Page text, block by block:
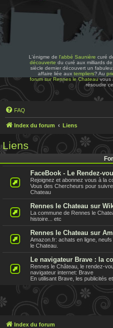
L'énigme de l'abbé Saunière curé
découverte du curé aux milliards
siècle dernier découvert un
affaire liée aux templiers? Au
forum sur Rennes le Chateauvous
résoudre
FAQ
Index du forum Liens
Liens
FaceBook - Le Rendez-
Rejoignez et abonnez vous à la
Vous des Chercheurs pour
Chateau
Rennes le Chateau sur
La commune de Rennes le
histoire... etc
Rennes le Chateau sur
Amazon.fr: achats en ligne,
le Chateau.
Le navigateur Brave : la
Rennes le Château, le rendez-
navigateur internet: Brave
En utilisant Brave, les publicités
Index du forum